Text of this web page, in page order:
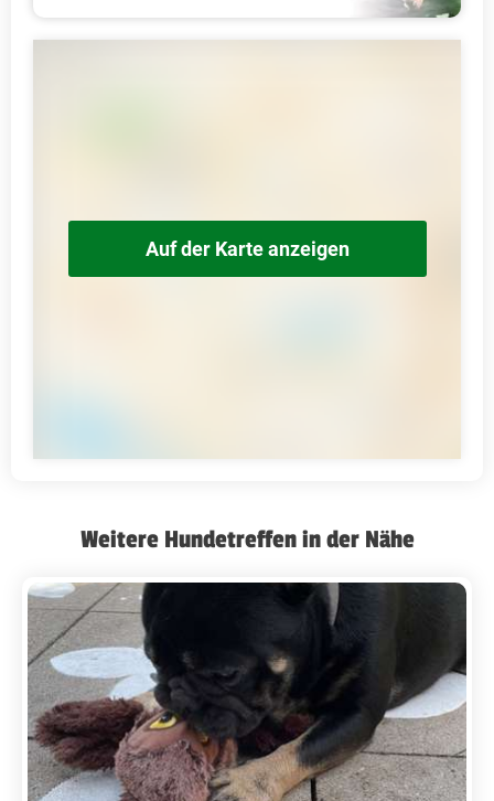
Auf der Karte anzeigen
Weitere Hundetreffen in der Nähe